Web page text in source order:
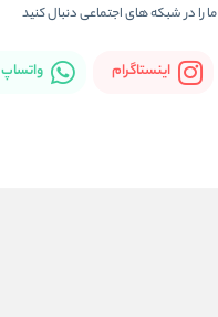
ما را در شبکه های اجتماعی دنبال کنید
اینستاگرام واتساپ